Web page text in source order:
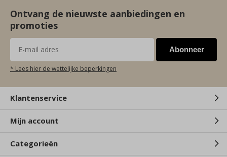
Ontvang de nieuwste aanbiedingen en
promoties
Abonneer
* Lees hier de wettelijke beperkingen
Klantenservice
Mijn account
Categorieën